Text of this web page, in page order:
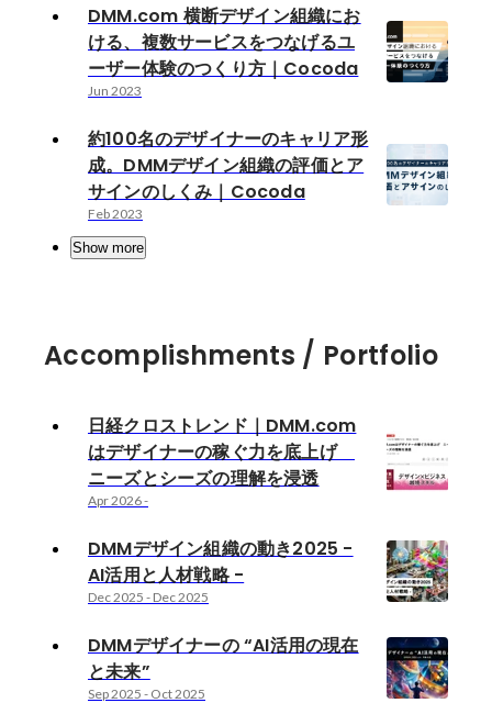
DMM.com 横断デザイン組織にお
ける、複数サービスをつなげるユ
ーザー体験のつくり方｜Cocoda
Jun 2023
約100名のデザイナーのキャリア形
成。DMMデザイン組織の評価とア
サインのしくみ｜Cocoda
Feb 2023
Show more
Accomplishments / Portfolio
日経クロストレンド｜DMM.com
はデザイナーの稼ぐ力を底上げ
ニーズとシーズの理解を浸透
Apr 2026-
DMMデザイン組織の動き2025 -
AI活用と人材戦略 -
Dec 2025 - Dec 2025
DMMデザイナーの “AI活用の現在
と未来”
Sep 2025 - Oct 2025